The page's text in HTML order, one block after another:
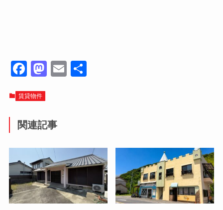
F
c
e
b
o
o
k
M
o
d
o
n
E
賃貸物件
関連記事